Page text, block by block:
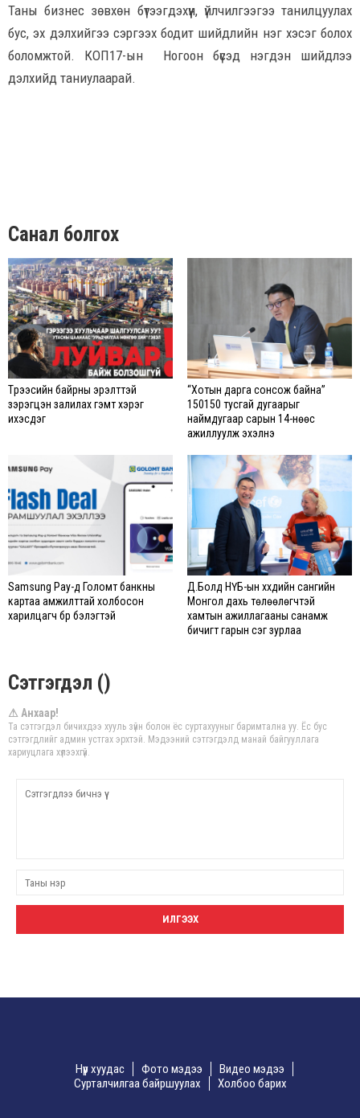
Таны бизнес зөвхөн бүтээгдэхүүн, үйлчилгээгээ танилцуулах
бус, эх дэлхийгээ сэргээх бодит шийдлийн нэг хэсэг болох
боломжтой. КОП17-ын Ногоон бүсэд нэгдэн шийдлээ
дэлхийд таниулаарай.
Санал болгох
Түрээсийн байрны эрэлттэй
зэрэгцэн залилах гэмт хэрэг
ихэсдэг
“Хотын дарга сонсож байна”
150150 тусгай дугаарыг
наймдугаар сарын 14-нөөс
ажиллуулж эхэлнэ
Samsung Pay-д Голомт банкны
картаа амжилттай холбосон
харилцагч бүр бэлэгтэй
Д.Болд НҮБ-ын хүүхдийн сангийн
Монгол дахь төлөөлөгчтэй
хамтын ажиллагааны санамж
бичигт гарын үсэг зурлаа
Сэтгэгдэл ()
⚠ Анхаар!
Та сэтгэгдэл бичихдээ хууль зүйн болон ёс суртахууныг баримтална уу. Ёс бус
сэтгэгдлийг админ устгах эрхтэй. Мэдээний сэтгэгдэлд манай байгууллага
хариуцлага хүлээхгүй.
Нүүр хуудас Фото мэдээ
Видео мэдээ
Сурталчилгаа байршуулах
Холбоо барих